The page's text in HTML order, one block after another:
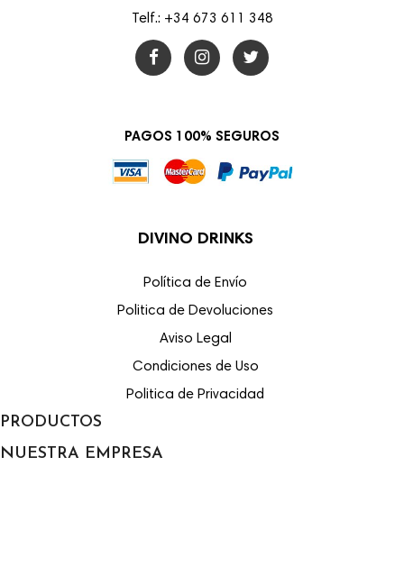
Telf.: +34 673 611 348
PAGOS 100% SEGUROS
DIVINO DRINKS
Política de Envío
Politica de Devoluciones
Aviso Legal
Condiciones de Uso
Politica de Privacidad
PRODUCTOS
NUESTRA EMPRESA